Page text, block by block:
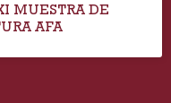
MUESTRA DE
AFA